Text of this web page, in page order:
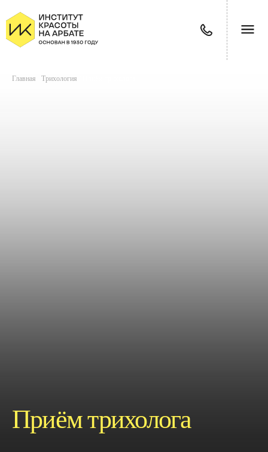
Главная Трихология
Приём трихолога